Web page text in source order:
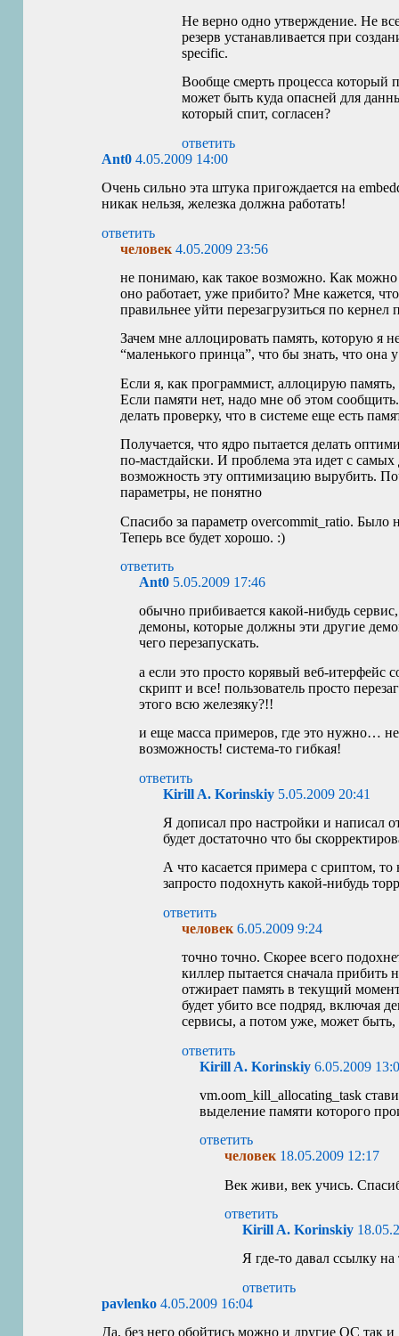
Не верно одно утверждение. Не
резерв устанавливается при
specific.
Вообще смерть процесса который
может быть куда опасней для
который спит, согласен?
ответить
Ant0 4.05.2009 14:00
Очень сильно эта штука пригождается на
никак нельзя, железка должна работать!
ответить
человек4.05.2009 23:56
не понимаю, как такое возможно. Как можно
оно работает, уже прибито? Мне кажется,
правильнее уйти перезагрузиться по кернел
Зачем мне аллоцировать память, которую я
“маленького принца”, что бы знать, что она
Если я, как программист, аллоцирую
Если памяти нет, надо мне об этом
делать проверку, что в системе еще есть
Получается, что ядро пытается делать
по-мастдайски. И проблема эта идет с
возможность эту оптимизацию вырубить.
параметры, не понятно
Спасибо за параметр overcommit_ratio. Было
Теперь все будет хорошо. :)
ответить
Ant0 5.05.2009 17:46
обычно прибивается какой-нибудь
демоны, которые должны эти другие
чего перезапускать.
а если это просто корявый веб-итерфейс
скрипт и все! пользователь просто
этого всю железяку?!!
и еще масса примеров, где это нужно…
возможность! система-то гибкая!
ответить
Kirill A. Korinskiy 5.05.2009 20:41
Я дописал про настройки и написал
будет достаточно что бы
А что касается примера с сриптом,
запросто подохнуть какой-нибудь
ответить
человек 6.05.2009 9:24
точно точно. Скорее всего
киллер пытается сначала прибить
отжирает память в текущий
будет убито все подряд, включая
сервисы, а потом уже, может
ответить
Kirill A. Korinskiy 6.05.2009
vm.oom_kill_allocating_task
выделение памяти которого
ответить
человек 18.05.2009 12:17
Век живи, век учись.
ответить
Kirill A. Korinskiy
Я где-то давал ссылку
ответить
pavlenko 4.05.2009 16:04
Да, без него обойтись можно и другие ОС так